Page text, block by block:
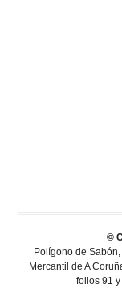
©
Polígono de
Mercantil de A
folios 91